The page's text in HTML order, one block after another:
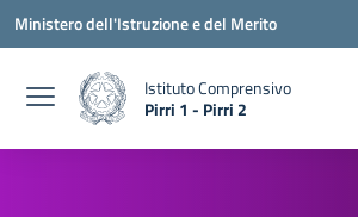
Vai ai contenuti
Vai al menu di navigazione
Vai al footer
Ministero dell'Istruzione e del Merito
Istituto Comprensivo
Pirri 1 - Pirri 2